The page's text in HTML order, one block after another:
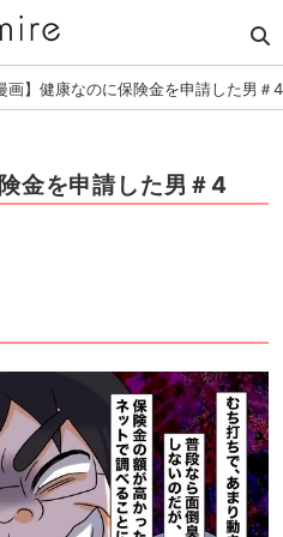
画】健康なのに保険金を申請した男＃4
金を申請した男＃4